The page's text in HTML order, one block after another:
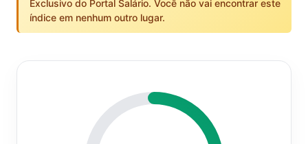
Exclusivo do Portal Salário. Você não vai encontrar este
índice em nenhum outro lugar.